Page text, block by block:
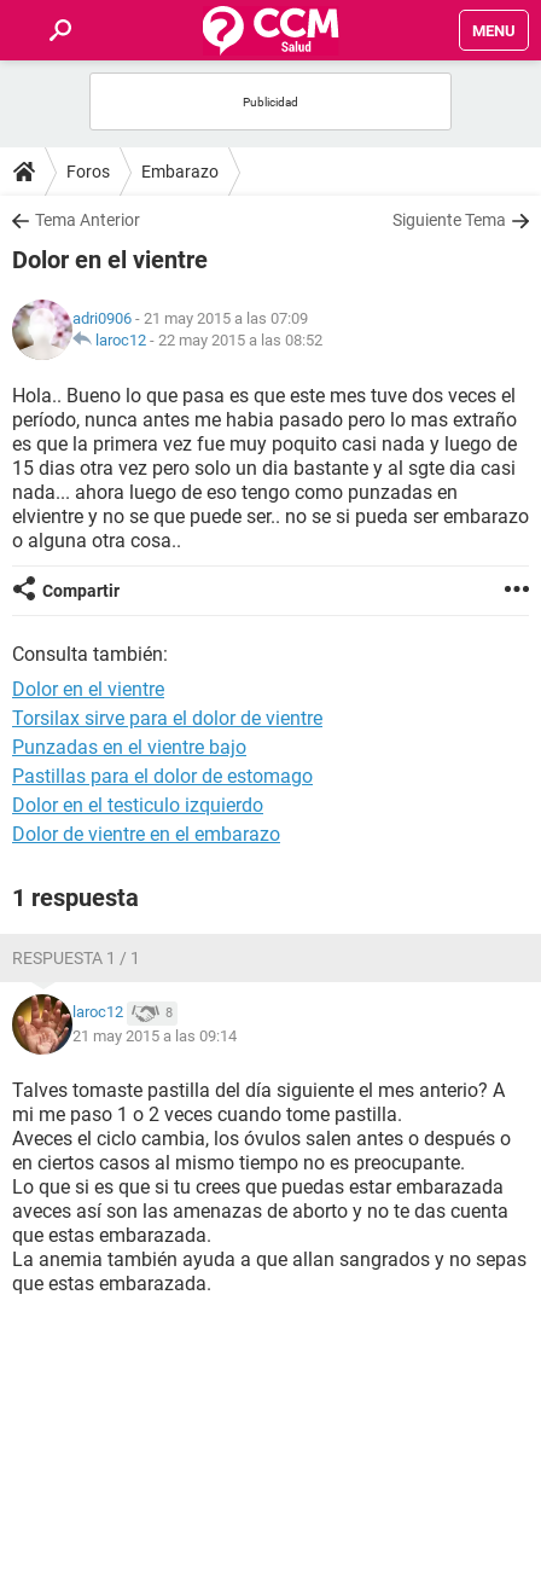
MENU
FOROS
SALUD
NUTRICIÓN
BIENESTAR
SEXUALIDAD
GLOSARIO
Foros Embarazo
Tema Anterior Siguiente Tema
Dolor en el vientre
adri0906 - 21 may 2015 a las 07:09
laroc12 - 22 may 2015 a las 08:52
Hola.. Bueno lo que pasa es que este mes tuve dos veces el
período, nunca antes me habia pasado pero lo mas extraño
es que la primera vez fue muy poquito casi nada y luego de
15 dias otra vez pero solo un dia bastante y al sgte dia casi
nada... ahora luego de eso tengo como punzadas en
elvientre y no se que puede ser.. no se si pueda ser embarazo
o alguna otra cosa..
Compartir
Consulta también:
Dolor en el vientre
Torsilax sirve para el dolor de vientre
Punzadas en el vientre bajo
Pastillas para el dolor de estomago
Dolor en el testiculo izquierdo
Dolor de vientre en el embarazo
1 respuesta
RESPUESTA 1 / 1
laroc12 8
21 may 2015 a las 09:14
Talves tomaste pastilla del día siguiente el mes anterio? A
mi me paso 1 o 2 veces cuando tome pastilla.
Aveces el ciclo cambia, los óvulos salen antes o después o
en ciertos casos al mismo tiempo no es preocupante.
Lo que si es que si tu crees que puedas estar embarazada
aveces así son las amenazas de aborto y no te das cuenta
que estas embarazada.
La anemia también ayuda a que allan sangrados y no sepas
que estas embarazada.